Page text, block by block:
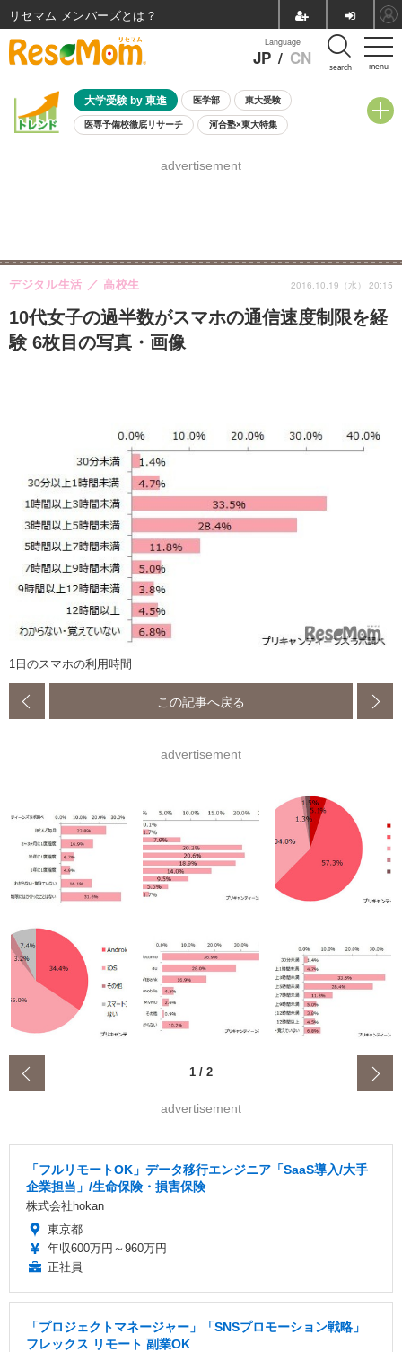
menu
Language
JP / CN search
大学受験 by 東進 医学部 東大受験
医専予備校徹底リサーチ 河合塾×東大特集
8月開催学校説明会・相談会
advertisement
10代女子の過半数がスマホの通信速度制限を経
験 6枚目の写真・画像
デジタル生活 高校生 2016.10.19（水） 20:15
1日のスマホの利用時間
この記事へ戻る
advertisement
1 / 2
advertisement
「フルリモートOK」データ移行エンジニア「SaaS導入/大手
企業担当」/生命保険・損害保険
株式会社hokan
東京都
年収600万円～960万円
正社員
「プロジェクトマネージャー」「SNSプロモーション戦略」
フレックス リモート 副業OK
リセマム メンバーズ